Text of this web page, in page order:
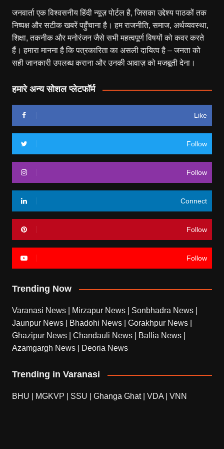
जनवार्ता एक विश्वसनीय हिंदी न्यूज़ पोर्टल है, जिसका उद्देश्य पाठकों तक
निष्पक्ष और सटीक खबरें पहुँचाना है। हम राजनीति, समाज, अर्थव्यवस्था,
शिक्षा, तकनीक और मनोरंजन जैसे सभी महत्वपूर्ण विषयों को कवर करते
हैं। हमारा मानना है कि पत्रकारिता का असली दायित्व है – जनता को
सही जानकारी उपलब्ध कराना और उनकी आवाज़ को मजबूती देना।
हमारे अन्य सोशल प्लेटफॉर्म
Like
Follow
Follow
Connect
Follow
Follow
Trending Now
Varanasi News Mirzapur News Sonbhadra News
Jaunpur News
Bhadohi News Gorakhpur News
Ghazipur News
Chandauli News Ballia News
Azamgargh News
Deoria News
Trending in Varanasi
BHU MGKVP SSU Ghanga Ghat| VDA VNN